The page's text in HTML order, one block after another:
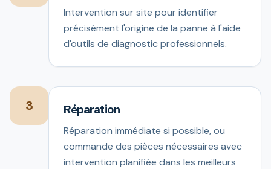
Intervention sur site pour identifier
précisément l'origine de la panne à l'aide
d'outils de diagnostic professionnels.
3 Réparation
Réparation immédiate si possible, ou
commande des pièces nécessaires avec
intervention planifiée dans les meilleurs